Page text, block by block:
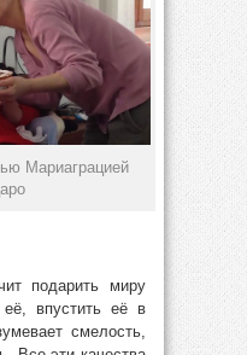
Мариаграцией
подарить миру
впустить её в
смелость,